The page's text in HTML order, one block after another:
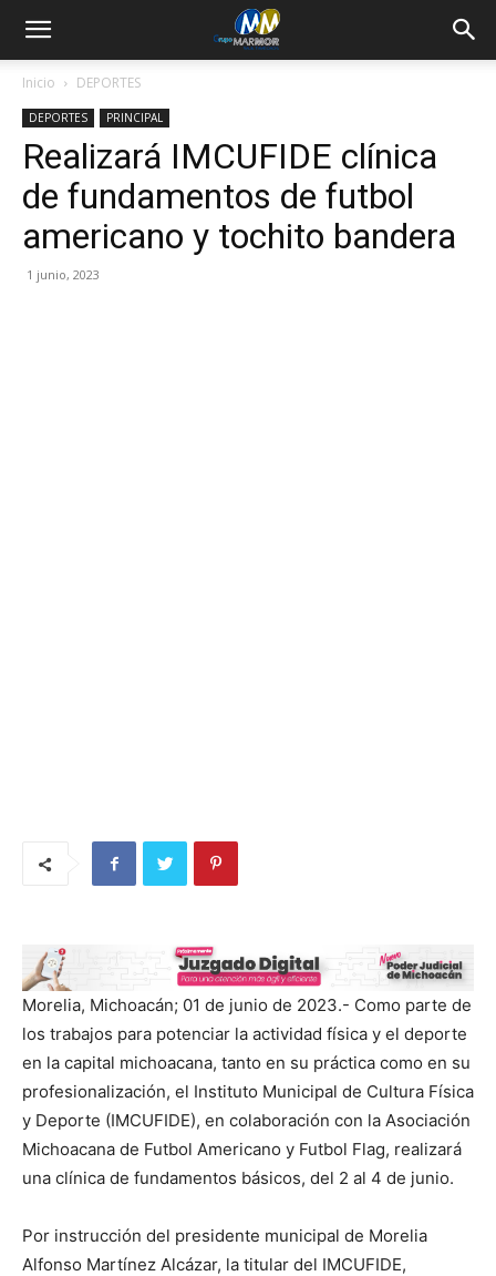
Inicio DEPORTES
DEPORTES PRINCIPAL
Realizará IMCUFIDE clínica
de fundamentos de futbol
americano y tochito bandera
1 junio, 2023
Morelia, Michoacán; 01 de junio de 2023.- Como parte de
los trabajos para potenciar la actividad física y el deporte
en la capital michoacana, tanto en su práctica como en su
profesionalización, el Instituto Municipal de Cultura Física
y Deporte (IMCUFIDE), en colaboración con la Asociación
Michoacana de Futbol Americano y Futbol Flag, realizará
una clínica de fundamentos básicos, del 2 al 4 de junio.
Por instrucción del presidente municipal de Morelia
Alfonso Martínez Alcázar, la titular del IMCUFIDE,